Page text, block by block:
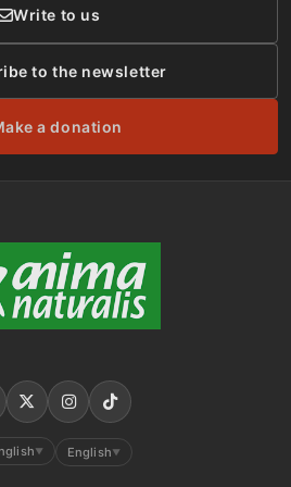
Write to us
to the newsletter
a donation
▼ English ▼